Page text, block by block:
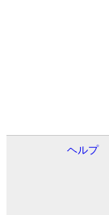
ヘルプ